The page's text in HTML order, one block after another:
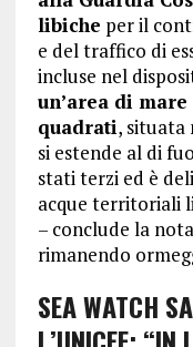
libiche per il
e del traffico di
incluse nel
un’area di
quadrati, situata
si estende al di
stati terzi ed è
acque territoriali
– conclude la
rimanendo
SEA WATCH